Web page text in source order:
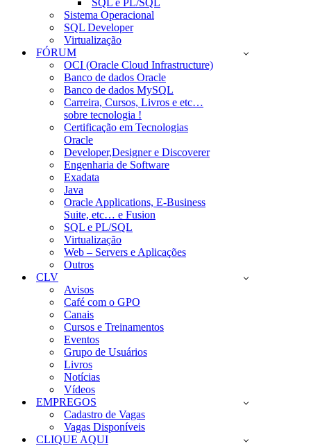
SQL e PL/SQL
Sistema Operacional
SQL Developer
Virtualização
FÓRUM
OCI (Oracle Cloud Infrastructure)
Banco de dados Oracle
Banco de dados MySQL
Carreira, Cursos, Livros e etc…
sobre tecnologia !
Certificação em Tecnologias
Oracle
Developer,Designer e Discoverer
Engenharia de Software
Exadata
Java
Oracle Applications, E-Business
Suite, etc… e Fusion
SQL e PL/SQL
Virtualização
Web – Servers e Aplicações
Outros
CLV
Avisos
Café com o GPO
Canais
Cursos e Treinamentos
Eventos
Grupo de Usuários
Livros
Notícias
Vídeos
EMPREGOS
Cadastro de Vagas
Vagas Disponíveis
CLIQUE AQUI